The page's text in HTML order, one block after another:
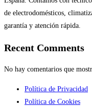
de electrodomésticos,
garantía y atención rápida.
Recent Comments
No hay comentarios que
Política de Privacidad
Política de Cookies